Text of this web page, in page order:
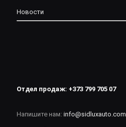
Новости
Отдел продаж: +373 799 705 07
Напишите нам: info@sidluxauto.com